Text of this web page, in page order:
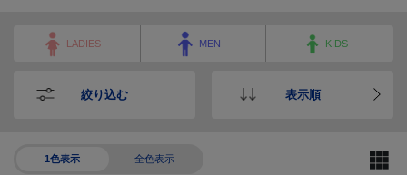
LADIES MEN KIDS
絞り込む 表示順
1色表示 全色表示